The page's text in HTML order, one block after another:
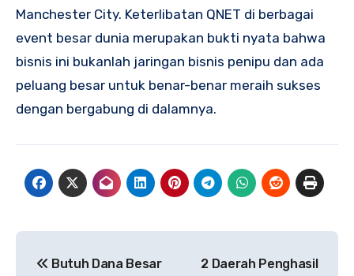
Manchester City. Keterlibatan QNET di berbagai
event besar dunia merupakan bukti nyata bahwa
bisnis ini bukanlah jaringan bisnis penipu dan ada
peluang besar untuk benar-benar meraih sukses
dengan bergabung di dalamnya.
Butuh Dana Besar 2 Daerah Penghasil